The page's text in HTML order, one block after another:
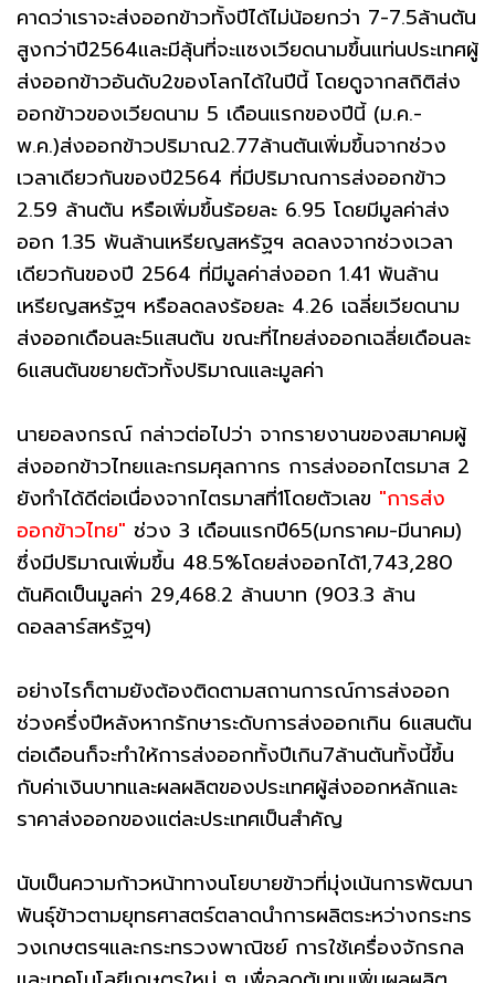
คาดว่าเราจะส่งออกข้าวทั้งปีได้ไม่น้อยกว่า 7-7.5ล้านตัน
สูงกว่าปี2564และมีลุ้นที่จะแซงเวียดนามขึ้นแท่นประเทศผู้
ส่งออกข้าวอันดับ2ของโลกได้ในปีนี้ โดยดูจากสถิติส่ง
ออกข้าวของเวียดนาม 5 เดือนแรกของปีนี้ (ม.ค.-
พ.ค.)ส่งออกข้าวปริมาณ2.77ล้านตันเพิ่มขึ้นจากช่วง
เวลาเดียวกันของปี2564 ที่มีปริมาณการส่งออกข้าว
2.59 ล้านตัน หรือเพิ่มขึ้นร้อยละ 6.95 โดยมีมูลค่าส่ง
ออก 1.35 พันล้านเหรียญสหรัฐฯ ลดลงจากช่วงเวลา
เดียวกันของปี 2564 ที่มีมูลค่าส่งออก 1.41 พันล้าน
เหรียญสหรัฐฯ หรือลดลงร้อยละ 4.26 เฉลี่ยเวียดนาม
ส่งออกเดือนละ5แสนตัน ขณะที่ไทยส่งออกเฉลี่ยเดือนละ
6แสนตันขยายตัวทั้งปริมาณและมูลค่า
นายอลงกรณ์ กล่าวต่อไปว่า จากรายงานของสมาคมผู้
ส่งออกข้าวไทยและกรมศุลกากร การส่งออกไตรมาส 2
ยังทำได้ดีต่อเนื่องจากไตรมาสที่1โดยตัวเลข "การส่ง
ออกข้าวไทย" ช่วง 3 เดือนแรกปี65(มกราคม-มีนาคม)
ซึ่งมีปริมาณเพิ่มขึ้น 48.5%โดยส่งออกได้1,743,280
ตันคิดเป็นมูลค่า 29,468.2 ล้านบาท (903.3 ล้าน
ดอลลาร์สหรัฐฯ)
อย่างไรก็ตามยังต้องติดตามสถานการณ์การส่งออก
ช่วงครึ่งปีหลังหากรักษาระดับการส่งออกเกิน 6แสนตัน
ต่อเดือนก็จะทำให้การส่งออกทั้งปีเกิน7ล้านตันทั้งนี้ขึ้น
กับค่าเงินบาทและผลผลิตของประเทศผู้ส่งออกหลักและ
ราคาส่งออกของแต่ละประเทศเป็นสำคัญ
นับเป็นความก้าวหน้าทางนโยบายข้าวที่มุ่งเน้นการพัฒนา
พันธุ์ข้าวตามยุทธศาสตร์ตลาดนำการผลิตระหว่างกระทร
วงเกษตรฯและกระทรวงพาณิชย์ การใช้เครื่องจักรกล